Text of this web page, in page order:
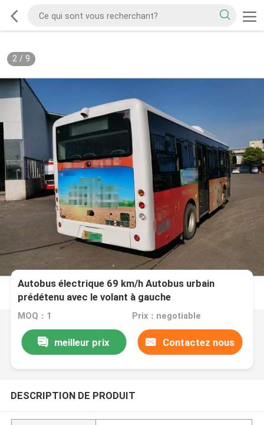
2/ 9
Autobus électrique 69 km/h Autobus urbain
prédétenu avec le volant à gauche
MOQ：1 Prix：negotiable
meilleur prix Contactez nous
DESCRIPTION DE PRODUIT